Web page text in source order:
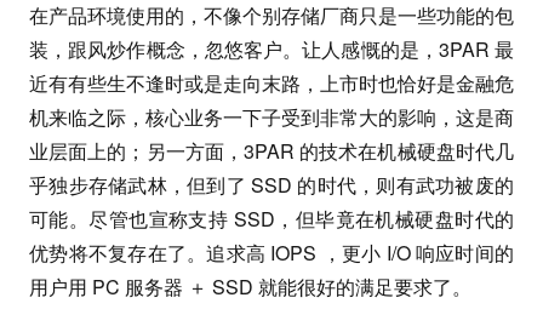
在产品环境使用的，不像个别存储厂商只是一些功能的包
装，跟风炒作概念，忽悠客户。让人感慨的是，3PAR 最
近有有些生不逢时或是走向末路，上市时也恰好是金融危
机来临之际，核心业务一下子受到非常大的影响，这是商
业层面上的；另一方面，3PAR 的技术在机械硬盘时代几
乎独步存储武林，但到了 SSD 的时代，则有武功被废的
可能。尽管也宣称支持 SSD，但毕竟在机械硬盘时代的
优势将不复存在了。追求高 IOPS ，更小 I/O 响应时间的
用户用 PC 服务器 ＋ SSD 就能很好的满足要求了。